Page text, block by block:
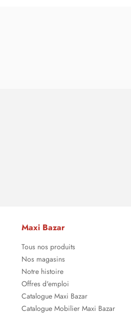
Maxi Bazar
Tous nos produits
Nos magasins
Notre histoire
Offres d'emploi
Catalogue Maxi Bazar
Catalogue Mobilier Maxi Bazar